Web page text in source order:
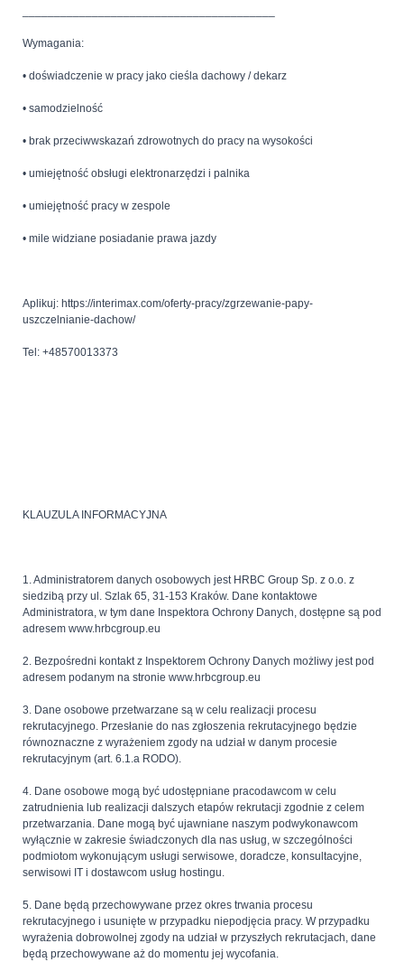
Wymagania:
• doświadczenie w pracy jako cieśla dachowy / dekarz
• samodzielność
• brak przeciwwskazań zdrowotnych do pracy na wysokości
• umiejętność obsługi elektronarzędzi i palnika
• umiejętność pracy w zespole
• mile widziane posiadanie prawa jazdy
Aplikuj: https://interimax.com/oferty-pracy/zgrzewanie-papy-
uszczelnianie-dachow/
Tel: +48570013373
KLAUZULA INFORMACYJNA
1. Administratorem danych osobowych jest HRBC Group Sp. z o.o. z
siedzibą przy ul. Szlak 65, 31-153 Kraków. Dane kontaktowe
Administratora, w tym dane Inspektora Ochrony Danych, dostępne są pod
adresem www.hrbcgroup.eu
2. Bezpośredni kontakt z Inspektorem Ochrony Danych możliwy jest pod
adresem podanym na stronie www.hrbcgroup.eu
3. Dane osobowe przetwarzane są w celu realizacji procesu
rekrutacyjnego. Przesłanie do nas zgłoszenia rekrutacyjnego będzie
równoznaczne z wyrażeniem zgody na udział w danym procesie
rekrutacyjnym (art. 6.1.a RODO).
4. Dane osobowe mogą być udostępniane pracodawcom w celu
zatrudnienia lub realizacji dalszych etapów rekrutacji zgodnie z celem
przetwarzania. Dane mogą być ujawniane naszym podwykonawcom
wyłącznie w zakresie świadczonych dla nas usług, w szczególności
podmiotom wykonującym usługi serwisowe, doradcze, konsultacyjne,
serwisowi IT i dostawcom usług hostingu.
5. Dane będą przechowywane przez okres trwania procesu
rekrutacyjnego i usunięte w przypadku niepodjęcia pracy. W przypadku
wyrażenia dobrowolnej zgody na udział w przyszłych rekrutacjach, dane
będą przechowywane aż do momentu jej wycofania.